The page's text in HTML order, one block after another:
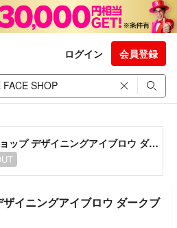
ログイン 会員登録
ザ フェイスショップ デザイニングアイブロウ ダークブラウン
ザイニングアイブロウ ダークブ